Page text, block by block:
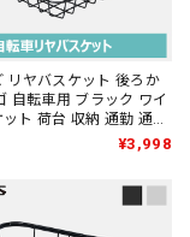
リヤバスケット 後ろか
自転車用 ブラック ワイ
ト 荷台 収納 通勤 通学
れ 籠 取り付け簡単
プロブロス) PBS-003
¥3,998